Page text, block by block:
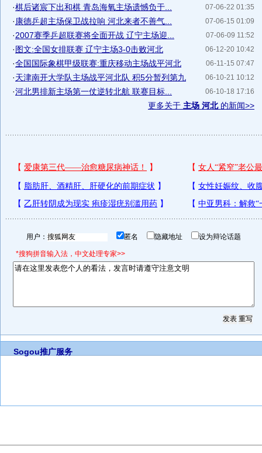
07-06-22 01:35
·棋后诸宸下出和棋 青岛海氧主场遗憾负于...
07-06-15 01:09
· 康德乒超主场保卫战拉响 河北来者不善气...
07-06-09 11:52
·2007赛季乒超联赛将全面开战 辽宁主场迎...
06-12-20 10:42
·图文:全国女排联赛 辽宁主场3-0击败河北
06-11-15 07:47
·全国国际象棋甲级联赛:重庆移动主场战平河北
06-10-21 10:12
·天津南开大学队主场战平河北队 积5分暂列第九
06-10-18 17:16
·河北男排新主场第一仗逆转北航 联赛目标...
更多关于 主场 河北的新闻>>
用户： 匿名 隐藏地址 设为辩论话题
*搜狗拼音输入法，中文处理专家>>
Sogou推广服务